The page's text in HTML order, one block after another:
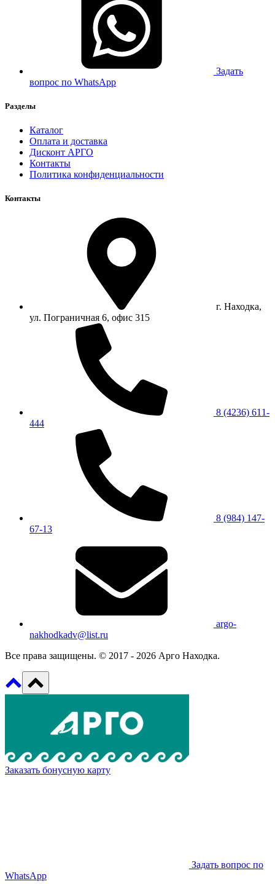
Задать
вопрос по WhatsApp
Разделы
Каталог
Оплата и доставка
Дисконт АРГО
Контакты
Политика конфиденциальности
Контакты
г. Находка,
ул. Пограничная 6, офис 315
8 (4236) 611-
444
8 (984) 147-
67-13
argo-
nakhodkadv@list.ru
Все права защищены. © 2017 - 2026 Арго Находка.
Заказать бонусную карту
Задать вопрос по
WhatsApp